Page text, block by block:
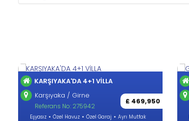
KARŞIYAKA'DA 4+1 VİLLA
Karşıyaka / Girne
£ 469,950
Referans No: 275942
Eşyasız Özel Havuz Özel Garaj Ayrı Mutfak